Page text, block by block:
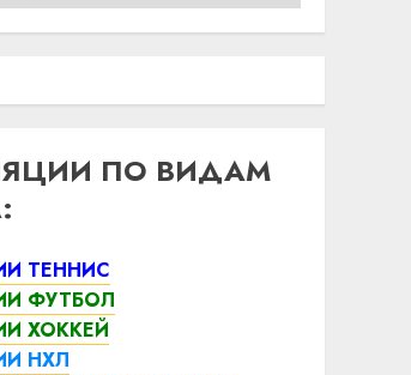
ПО ВИДАМ
ТЕННИС
ФУТБОЛ
ХОККЕЙ
НХЛ